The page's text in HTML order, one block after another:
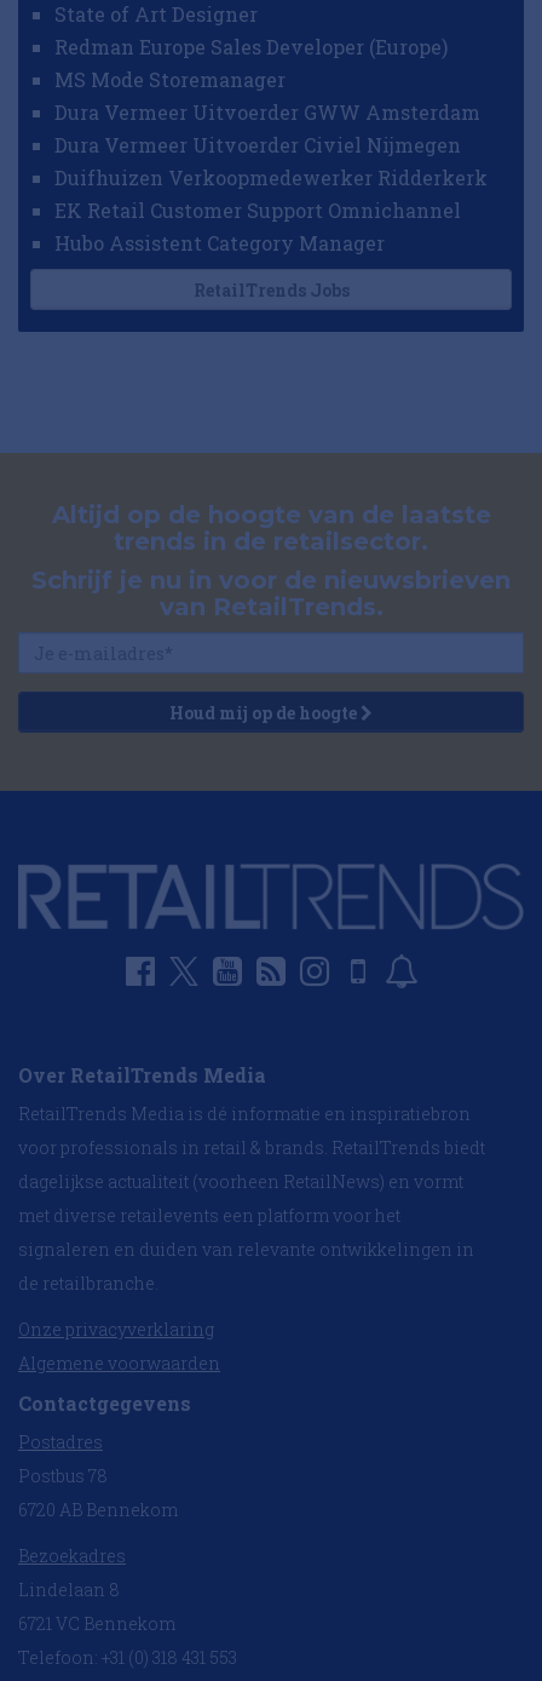
State of Art Designer
Redman Europe Sales Developer (Europe)
MS Mode Storemanager
Dura Vermeer Uitvoerder GWW Amsterdam
Dura Vermeer Uitvoerder Civiel Nijmegen
Duifhuizen Verkoopmedewerker Ridderkerk
EK Retail Customer Support Omnichannel
Hubo Assistent Category Manager
RetailTrends Jobs
Altijd op de hoogte van de laatste
trends in de retailsector.
Schrijf je nu in voor de nieuwsbrieven
van RetailTrends.
Houd mij op de hoogte
Over RetailTrends Media
RetailTrends Media is dé informatie en inspiratiebron
voor professionals in retail & brands. RetailTrends biedt
dagelijkse actualiteit (voorheen RetailNews) en vormt
met diverse retailevents een platform voor het
signaleren en duiden van relevante ontwikkelingen in
de retailbranche.
Onze privacyverklaring
Algemene voorwaarden
Contactgegevens
Postadres
Postbus 78
6720 AB Bennekom
Bezoekadres
Lindelaan 8
6721 VC Bennekom
Telefoon: +31 (0) 318 431 553